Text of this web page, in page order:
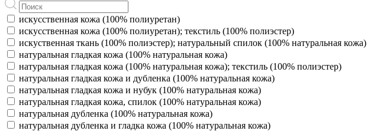
искусственная кожа (100% полиуретан)
искусственная кожа (100% полиуретан); текстиль (100% полиэстер)
искуственная ткань (100% полиэстер); натуральный спилок (100% натуральная кожа)
натуральная гладкая кожа (100% натуральная кожа)
натуральная гладкая кожа (100% натуральная кожа); текстиль (100% полиэстер)
натуральная гладкая кожа и дубленка (100% натуральная кожа)
натуральная гладкая кожа и нубук (100% натуральная кожа)
натуральная гладкая кожа, спилок (100% натуральная кожа)
натуральная дубленка (100% натуральная кожа)
натуральная дубленка и гладка кожа (100% натуральная кожа)